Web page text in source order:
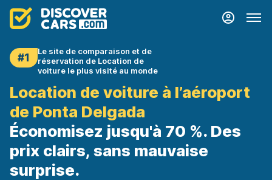
#1
Le site de comparaison et de
réservation de Location de
voiture le plus visité au monde
Location de voiture à l’aéroport
de Ponta Delgada
Économisez jusqu'à 70 %. Des
prix clairs, sans mauvaise
surprise.